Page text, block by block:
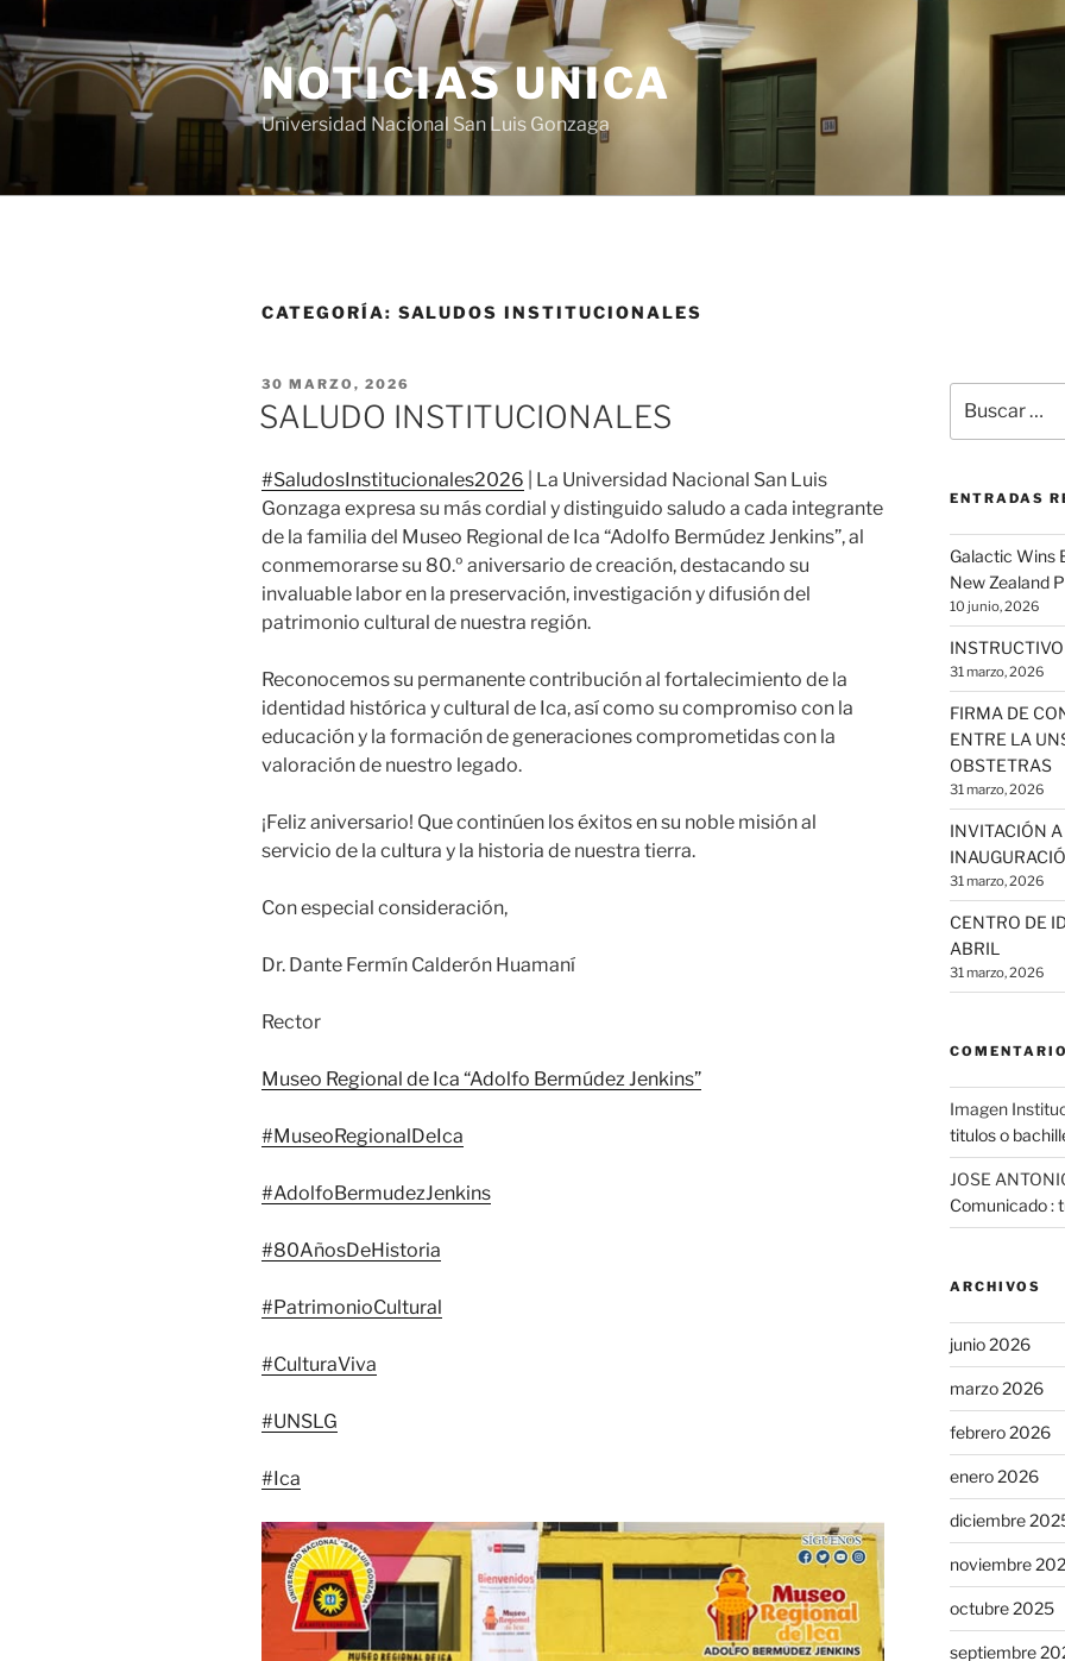
Saltar
al
contenido
NOTICIAS UNICA
Universidad Nacional San Luis Gonzaga
CATEGORÍA: SALUDOS INSTITUCIONALES
PUBLICADO
EL
30 MARZO, 2026
SALUDO INSTITUCIONALES
#SaludosInstitucionales2026 | La Universidad Nacional San Luis
Gonzaga expresa su más cordial y distinguido saludo a cada integrante
de la familia del Museo Regional de Ica “Adolfo Bermúdez Jenkins”, al
conmemorarse su 80.º aniversario de creación, destacando su
invaluable labor en la preservación, investigación y difusión del
patrimonio cultural de nuestra región.
Reconocemos su permanente contribución al fortalecimiento de la
identidad histórica y cultural de Ica, así como su compromiso con la
educación y la formación de generaciones comprometidas con la
valoración de nuestro legado.
¡Feliz aniversario! Que continúen los éxitos en su noble misión al
servicio de la cultura y la historia de nuestra tierra.
Con especial consideración,
Dr. Dante Fermín Calderón Huamaní
Rector
Museo Regional de Ica “Adolfo Bermúdez Jenkins”
#MuseoRegionalDeIca
#AdolfoBermudezJenkins
#80AñosDeHistoria
#PatrimonioCultural
#CulturaViva
#UNSLG
#Ica
por:
ENTRADAS
Galactic Wins
New Zealand
10 junio, 2026
31 marzo, 2026
FIRMA DE
ENTRE LA
OBSTETRAS
31 marzo, 2026
INVITACIÓN
31 marzo, 2026
CENTRO DE
ABRIL
31 marzo, 2026
Imagen
titulos o
JOSE
Comunicado :
ARCHIVOS
junio 2026
marzo 2026
febrero 2026
enero 2026
diciembre
noviembre
octubre 2025
septiembre